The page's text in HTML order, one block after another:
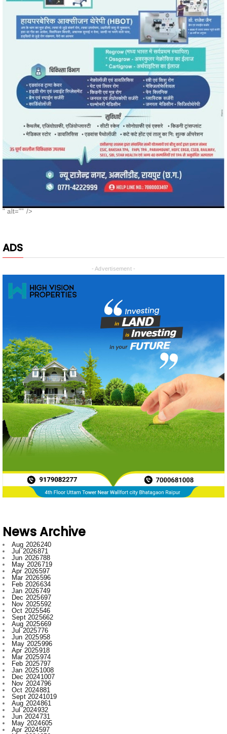
ADS
News Archive
Jun 2026
788
May 2026719
Apr 2026597
Mar 2026596
Feb 2026634
Jan 2026749
Dec 2025697
Nov 2025592
Oct 2025546
Sept 2025662
Aug 2025669
Jul 2025776
Jun 2025958
May 2025996
Apr 2025918
Mar 2025974
Feb 2025797
Jan 20251008
Dec 20241007
Nov 2024796
Oct 2024881
Sept 20241019
Aug 2024861
Jul 2024932
Jun 2024731
May 2024605
Apr 2024597
Mar 2024656
Feb 2024772
Jan 2024915
Dec 2023673